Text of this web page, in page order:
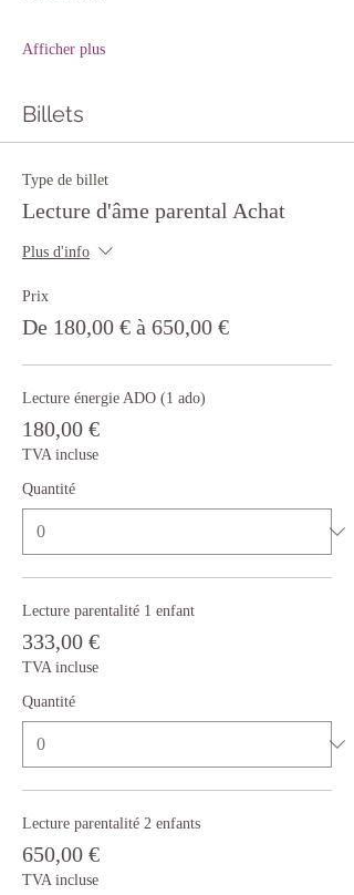
Afficher plus
Billets
Type de billet
Lecture d'âme parental Achat
Plus d'info
Prix
De 180,00 € à 650,00 €
Lecture énergie ADO (1 ado)
180,00 €
TVA incluse
Quantité
Lecture parentalité 1 enfant
333,00 €
TVA incluse
Quantité
Lecture parentalité 2 enfants
650,00 €
TVA incluse